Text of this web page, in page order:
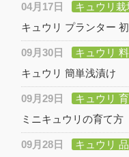
04月17日
キュウリ栽
キュウリ プランター
09月30日
キュウリ
キュウリ 簡単浅漬け
09月29日
キュウリ
ミニキュウリの育て方
09月28日
キュウリ